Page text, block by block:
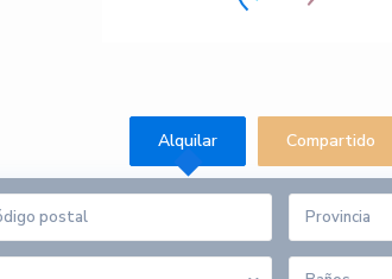
Alquilar Compartido
Provincia